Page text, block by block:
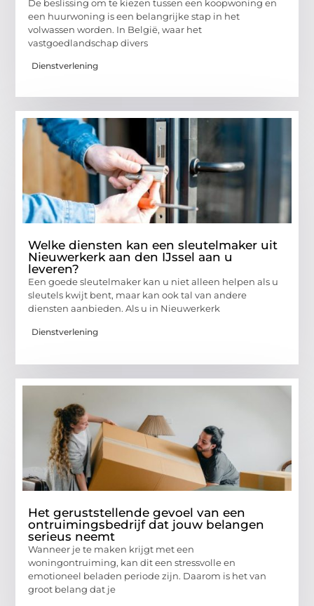
De beslissing om te kiezen tussen een koopwoning en
een huurwoning is een belangrijke stap in het
volwassen worden. In België, waar het
vastgoedlandschap divers
Dienstverlening
Welke diensten kan een sleutelmaker uit
Nieuwerkerk aan den IJssel aan u
leveren?
Een goede sleutelmaker kan u niet alleen helpen als u
sleutels kwijt bent, maar kan ook tal van andere
diensten aanbieden. Als u in Nieuwerkerk
Dienstverlening
Het geruststellende gevoel van een
ontruimingsbedrijf dat jouw belangen
serieus neemt
Wanneer je te maken krijgt met een
woningontruiming, kan dit een stressvolle en
emotioneel beladen periode zijn. Daarom is het van
groot belang dat je